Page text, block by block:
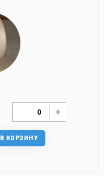
В КОРЗИНУ